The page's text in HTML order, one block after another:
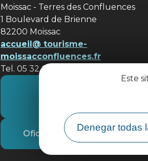
Este
Denegar todas
Moissac - Terres des Confluences
1 Boulevard de Brienne
82200 Moissac
accueil@ tourisme-
moissacconfluences.fr
Tel. 05 32 09 69 36
Oficina de Turismo